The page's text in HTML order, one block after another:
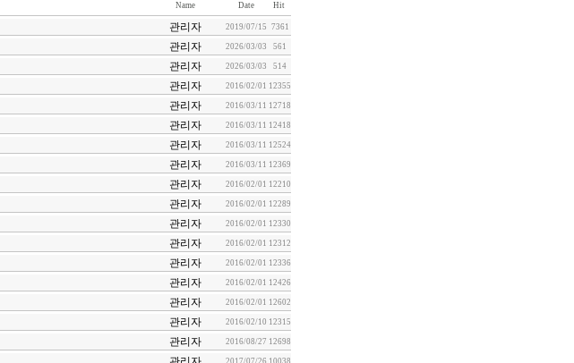
Name Date Hit
관리자 2019/07/15 7361
관리자 2026/03/03 561
관리자 2026/03/03 514
관리자 2016/02/01 12355
관리자 2016/03/11 12718
관리자 2016/03/11 12418
관리자 2016/03/11 12524
관리자 2016/03/11 12369
관리자 2016/02/01 12210
관리자 2016/02/01 12289
관리자 2016/02/01 12330
관리자 2016/02/01 12312
관리자 2016/02/01 12336
관리자 2016/02/01 12426
관리자 2016/02/01 12602
관리자 2016/02/10 12315
관리자 2016/08/27 12698
2017/07/26 10038